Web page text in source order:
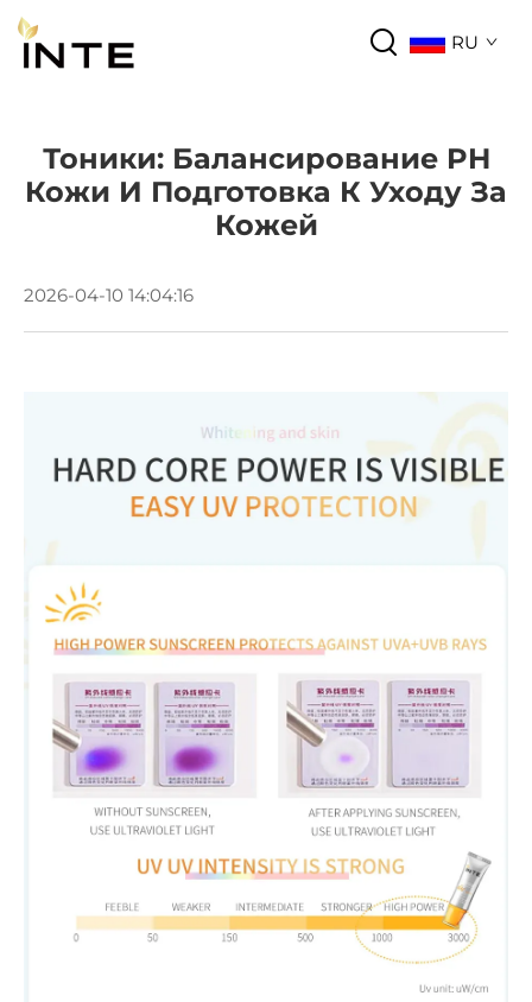
RU
Тоники: Балансирование PH
Кожи И Подготовка К Уходу За
Кожей
2026-04-10 14:04:16